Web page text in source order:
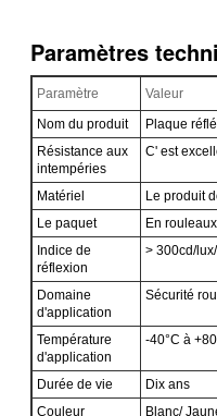
Paramètres
Paramètre
Valeur
Nom du produit
Plaque
Résistance aux
intempéries
C' est
Matériel
Le produit
Le paquet
En
Indice de
réflexion
> 300cd/
Domaine
d'application
Sécurité
Température
d'application
-40°C à
Durée de vie
Dix ans
Couleur
Blanc/